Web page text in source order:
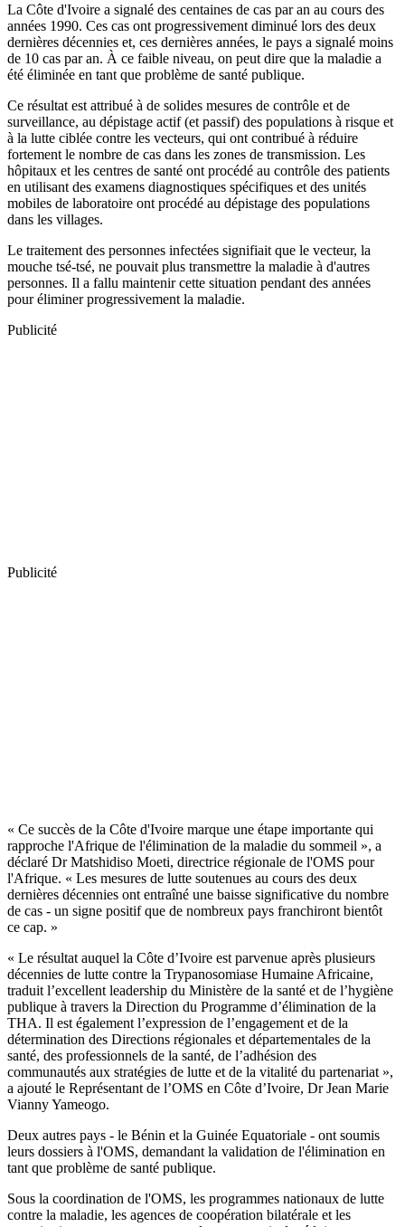
La Côte d'Ivoire a signalé des centaines de cas par an au cours des
années 1990. Ces cas ont progressivement diminué lors des deux
dernières décennies et, ces dernières années, le pays a signalé moins
de 10 cas par an. À ce faible niveau, on peut dire que la maladie a
été éliminée en tant que problème de santé publique.
Ce résultat est attribué à de solides mesures de contrôle et de
surveillance, au dépistage actif (et passif) des populations à risque et
à la lutte ciblée contre les vecteurs, qui ont contribué à réduire
fortement le nombre de cas dans les zones de transmission. Les
hôpitaux et les centres de santé ont procédé au contrôle des patients
en utilisant des examens diagnostiques spécifiques et des unités
mobiles de laboratoire ont procédé au dépistage des populations
dans les villages.
Le traitement des personnes infectées signifiait que le vecteur, la
mouche tsé-tsé, ne pouvait plus transmettre la maladie à d'autres
personnes. Il a fallu maintenir cette situation pendant des années
pour éliminer progressivement la maladie.
Publicité
Publicité
« Ce succès de la Côte d'Ivoire marque une étape importante qui
rapproche l'Afrique de l'élimination de la maladie du sommeil », a
déclaré Dr Matshidiso Moeti, directrice régionale de l'OMS pour
l'Afrique. « Les mesures de lutte soutenues au cours des deux
dernières décennies ont entraîné une baisse significative du nombre
de cas - un signe positif que de nombreux pays franchiront bientôt
ce cap. »
« Le résultat auquel la Côte d’Ivoire est parvenue après plusieurs
décennies de lutte contre la Trypanosomiase Humaine Africaine,
traduit l’excellent leadership du Ministère de la santé et de l’hygiène
publique à travers la Direction du Programme d’élimination de la
THA. Il est également l’expression de l’engagement et de la
détermination des Directions régionales et départementales de la
santé, des professionnels de la santé, de l’adhésion des
communautés aux stratégies de lutte et de la vitalité du partenariat »,
a ajouté le Représentant de l’OMS en Côte d’Ivoire, Dr Jean Marie
Vianny Yameogo.
Deux autres pays - le Bénin et la Guinée Equatoriale - ont soumis
leurs dossiers à l'OMS, demandant la validation de l'élimination en
tant que problème de santé publique.
Sous la coordination de l'OMS, les programmes nationaux de lutte
contre la maladie, les agences de coopération bilatérale et les